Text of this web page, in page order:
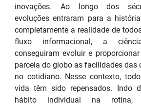
inovações. Ao longo dos
evoluções entraram para a
completamente a realidade de
fluxo informacional, a
conseguiram evoluir e
parcela do globo as facilidades das
no cotidiano. Nesse contexto,
vida têm sido repensados. Indo
hábito individual na